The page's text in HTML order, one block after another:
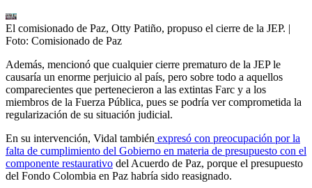
El comisionado de Paz, Otty Patiño, propuso el cierre de la JEP. |
Foto: Comisionado de Paz
Además, mencionó que cualquier cierre prematuro de la JEP le
causaría un enorme perjuicio al país, pero sobre todo a aquellos
comparecientes que pertenecieron a las extintas Farc y a los
miembros de la Fuerza Pública, pues se podría ver comprometida la
regularización de su situación judicial.
En su intervención, Vidal también expresó con preocupación por la
falta de cumplimiento del Gobierno en materia de presupuesto con el
componente restaurativo del Acuerdo de Paz, porque el presupuesto
del Fondo Colombia en Paz habría sido reasignado.